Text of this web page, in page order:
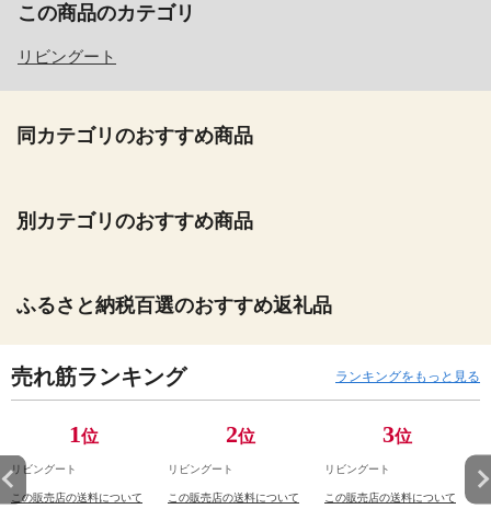
この商品のカテゴリ
リビングート
同カテゴリのおすすめ商品
別カテゴリのおすすめ商品
ふるさと納税百選のおすすめ返礼品
売れ筋ランキング ランキングをもっと見る
1位
リビングート
この販売店の送料について
2位
リビングート
この販売店の送料について
3位
リビングート
この販売店の送料について